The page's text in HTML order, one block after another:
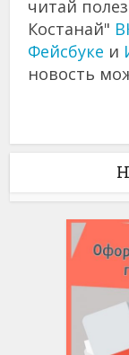
читай
Костанай"
Фейсбуке и
новость